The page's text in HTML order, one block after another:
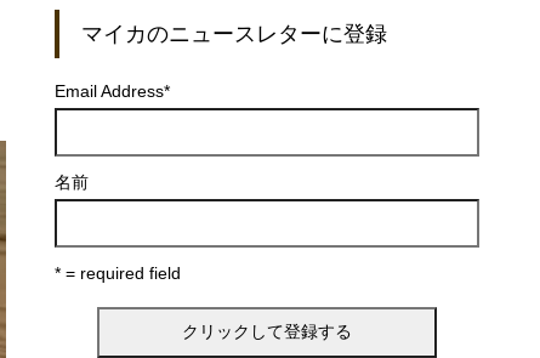
マイカのニュースレターに登録
Email Address*
名前
* = required field